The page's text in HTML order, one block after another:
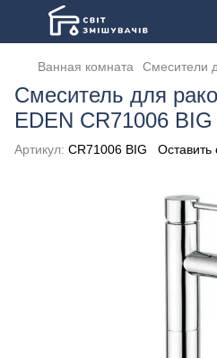
Ванная комната Смесители
Смеситель для
EDEN CR71006 BIG
Артикул: CR71006 BIG Оставить